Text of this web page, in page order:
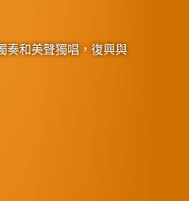
奏和美聲獨唱，復興與